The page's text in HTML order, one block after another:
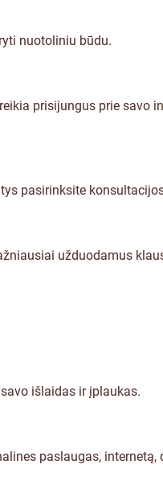
nuotoliniu būdu.
prisijungus prie savo
pasirinksite
užduodamus
išlaidas ir įplaukas.
paslaugas, internetą,